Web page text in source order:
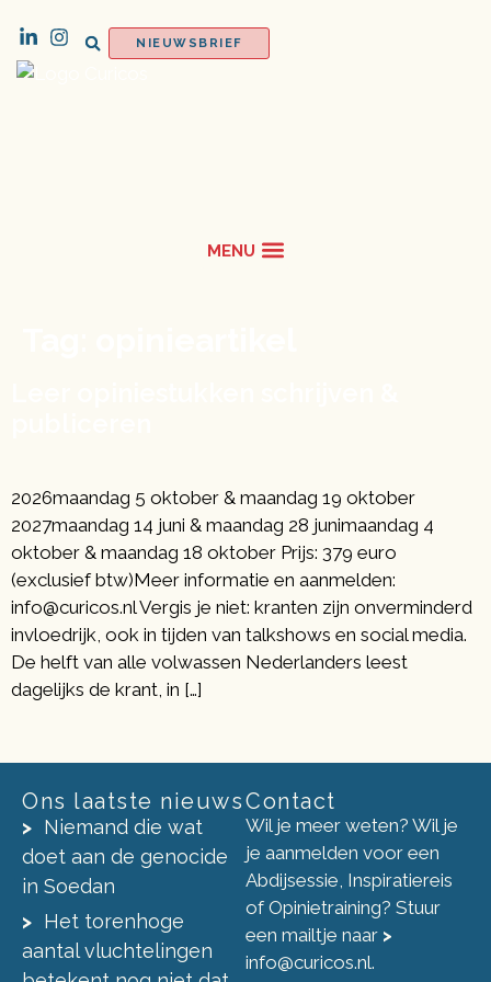
NIEUWSBRIEF
2026maandag 5 oktober & maandag 19 oktober
2027maandag 14 juni & maandag 28 junimaandag 4
oktober & maandag 18 oktober Prijs: 379 euro
(exclusief btw)Meer informatie en aanmelden:
info@curicos.nl Vergis je niet: kranten zijn onverminderd
invloedrijk, ook in tijden van talkshows en social media.
De helft van alle volwassen Nederlanders leest
dagelijks de krant, in […]
Ons laatste nieuws
Niemand die wat
doet aan de genocide
in Soedan
Het torenhoge
aantal vluchtelingen
Contact
Wil je meer weten? Wil je
je aanmelden voor een
Abdijsessie, Inspiratiereis
of Opinietraining? Stuur
een mailtje naar >
info@curicos.nl.